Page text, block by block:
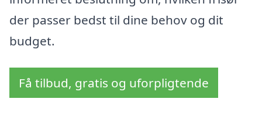
der passer bedst til dine behov og dit
budget.
Få tilbud, gratis og uforpligtende